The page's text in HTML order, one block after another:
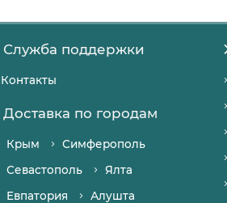
Служба поддержки
Контакты
Доставка по городам
Крым
Симферополь
Севастополь
Ялта
Евпатория
Алушта